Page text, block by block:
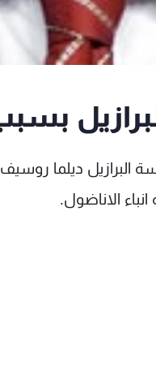
البرازيل ديلما
الاناضول.